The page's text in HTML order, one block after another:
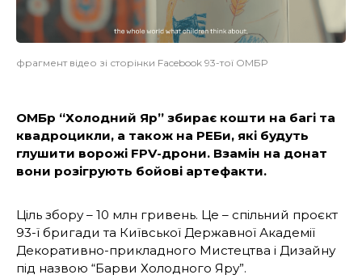
фрагмент відео зі сторінки Facebook 93-тої ОМБР
ОМБр “Холодний Яр” збирає кошти на багі та
квадроцикли, а також на РЕБи, які будуть
глушити ворожі FPV-дрони. Взамін на донат
вони розігрують бойові артефакти.
Ціль збору – 10 млн гривень. Це – спільний проєкт
93-ї бригади та Київської Державної Академії
Декоративно-прикладного Мистецтва і Дизайну
під назвою “Барви Холодного Яру”.